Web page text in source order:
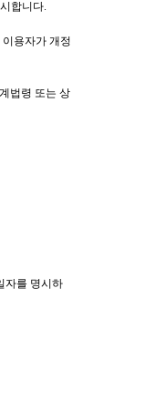
합니다.
용자가 개정
법령 또는 상
자를 명시하